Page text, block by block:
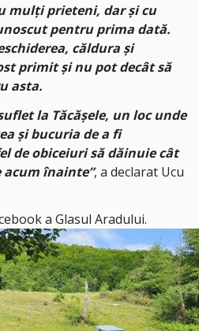
mulți prieteni, dar și cu
pentru prima dată.
căldura și
primit și nu pot decât să
asta.
la Tăcășele, un loc unde
și bucuria de a fi
de obiceiuri să dăinuie cât
înainte”, a declarat Ucu
a Glasul Aradului.